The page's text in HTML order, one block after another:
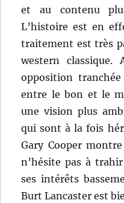
et au contenu
L’histoire est en
traitement est très
western
opposition
entre le bon et le
une vision plus
qui sont à la fois
Gary Cooper
n’hésite pas à
ses intérêts
Burt Lancaster est